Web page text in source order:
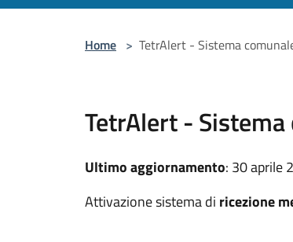
Home > TetrAlert - Sistema
TetrAlert -
Ultimo aggiornamento: 30 aprile
Attivazione sistema di ricezione